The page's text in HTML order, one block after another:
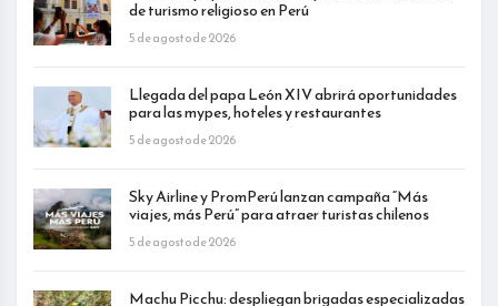
de turismo religioso en Perú
5 de agosto de 2026
Llegada del papa León XIV abrirá oportunidades
para las mypes, hoteles y restaurantes
5 de agosto de 2026
Sky Airline y PromPerú lanzan campaña “Más
viajes, más Perú” para atraer turistas chilenos
5 de agosto de 2026
Machu Picchu: despliegan brigadas especializadas